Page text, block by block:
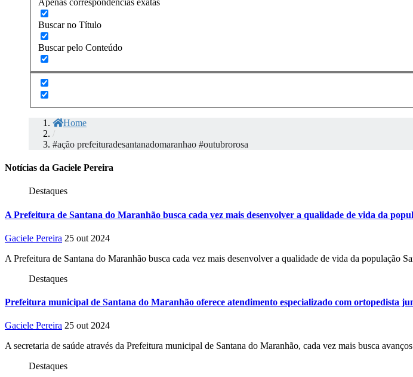
Apenas correspondências exatas
Buscar no Título
Buscar pelo Conteúdo
Home
/
#ação prefeituradesantanadomaranhao #outubrorosa
Notícias da Gaciele Pereira
Destaques
A Prefeitura de Santana do Maranhão busca cada vez mais desenvolver a qualidade de vida da
Gaciele Pereira 25 out 2024
A Prefeitura de Santana do Maranhão busca cada vez mais desenvolver a qualidade de vida da
Destaques
Prefeitura municipal de Santana do Maranhão oferece atendimento especializado com ortopedista
Gaciele Pereira 25 out 2024
A secretaria de saúde através da Prefeitura municipal de Santana do Maranhão, cada vez mais busca
Destaques